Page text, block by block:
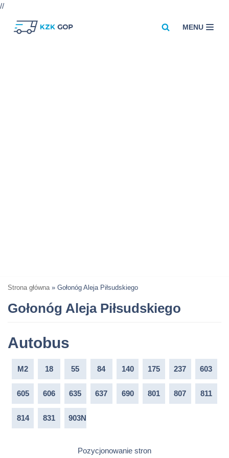
//
MENU
Strona główna » Gołonóg Aleja Piłsudskiego
Gołonóg Aleja Piłsudskiego
Autobus
M2 18 55 84 140 175 237 603
605 606 635 637 690 801 807 811
814 831 903N
Pozycjonowanie stron